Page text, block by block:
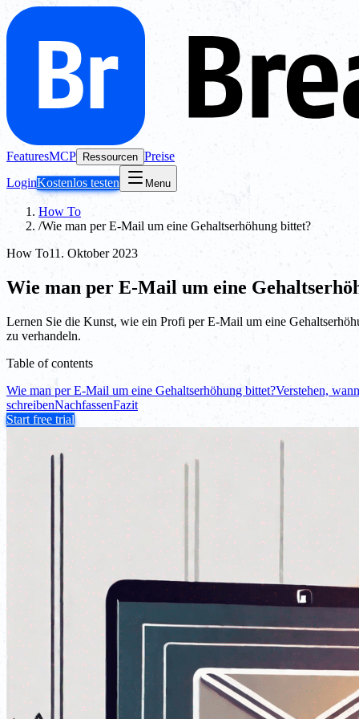
FeaturesMCP Ressourcen Preise
LoginKostenlos testen Menu
How To
/Wie man per E-Mail um eine Gehaltserhöhung bittet?
How To11. Oktober 2023
Wie man per E-Mail um eine
Lernen Sie die Kunst, wie ein Profi per E-Mail um eine
zu verhandeln.
Table of contents
Wie man per E-Mail um eine Gehaltserhöhung bittet?Verstehen,
schreibenNachfassenFazit
Start free trial